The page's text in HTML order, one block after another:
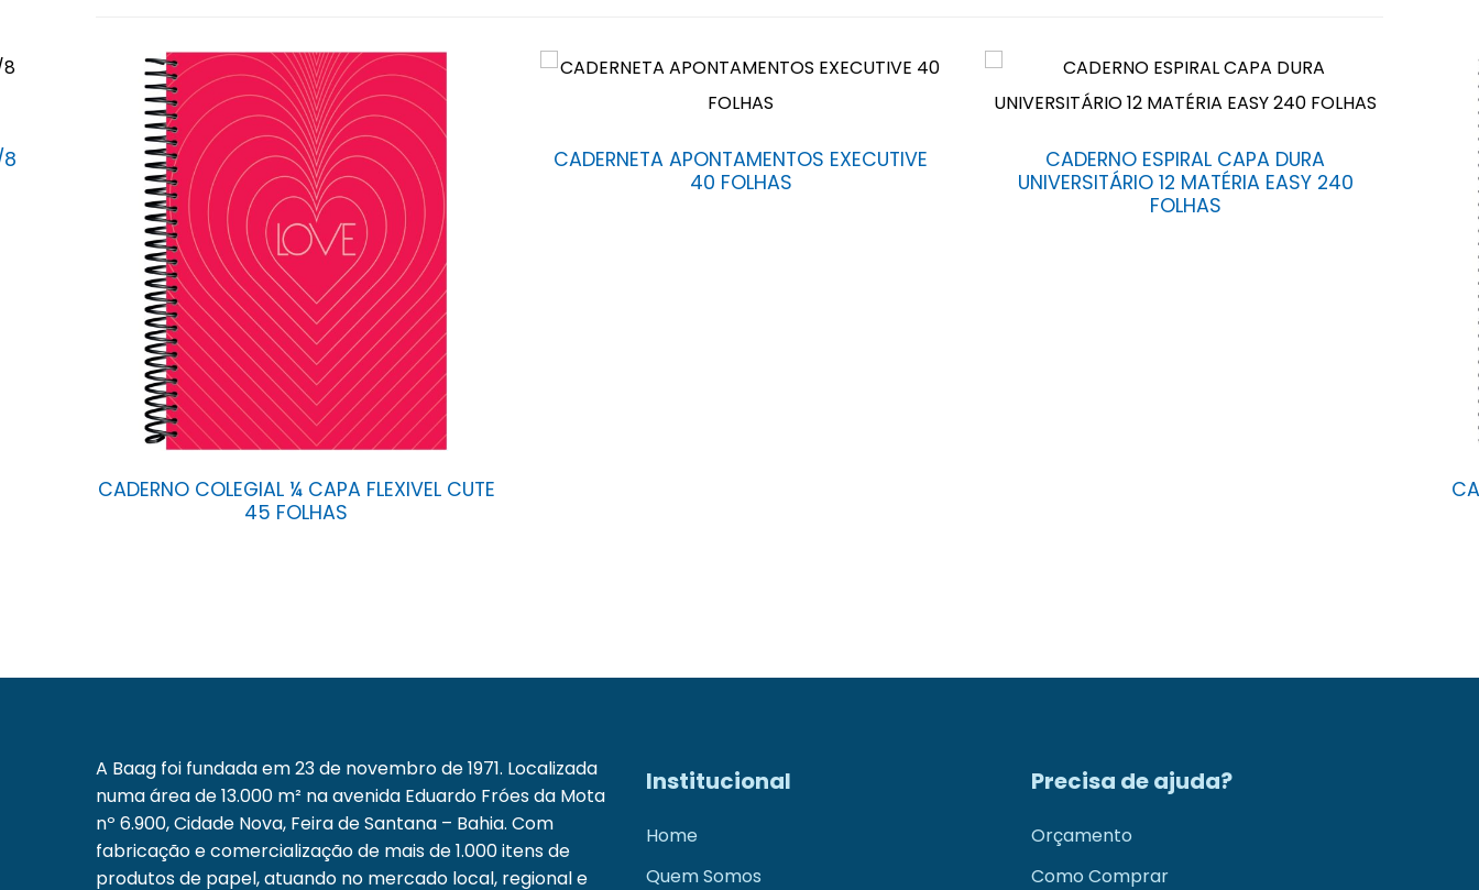
8
CADERNO COLEGIAL ¼ CAPA FLEXIVEL CUTE
45 FOLHAS
CADERNETA APONTAMENTOS EXECUTIVE
40 FOLHAS
CADERNO ESPIRAL CAPA DURA
UNIVERSITÁRIO 12 MATÉRIA EASY 240
FOLHAS
A Baag foi fundada em 23 de novembro de 1971. Localizada
numa área de 13.000 m² na avenida Eduardo Fróes da Mota
nº 6.900, Cidade Nova, Feira de Santana – Bahia. Com
fabricação e comercialização de mais de 1.000 itens de
produtos de papel, atuando no mercado local, regional e
Institucional
Home
Quem Somos
Precisa de ajuda?
Orçamento
Como Comprar